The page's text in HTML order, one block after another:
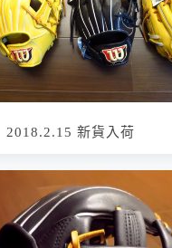
2018.2.15 新貨入荷